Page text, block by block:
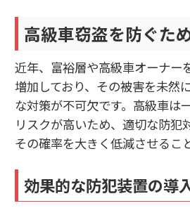
高級車窃盗を防ぐた
近年、富裕層や高級車オーナー
増加しており、その被害を未然
な対策が不可欠です。高級車は
リスクが高いため、適切な防犯
その確率を大きく低減させるこ
効果的な防犯装置の導